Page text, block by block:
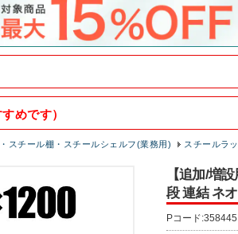
めです）
スチール棚・スチールシェルフ(業務用) スチールラ
【追加/増
段 連結 ネ
Pコード:358445